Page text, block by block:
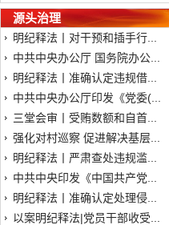
源头治理
明纪释法丨对干预和插手行...
中共中央办公厅 国务院办公...
明纪释法丨准确认定违规借...
中共中央办公厅印发《党委(...
三堂会审丨受贿数额和自首...
强化对村巡察 促进解决基层...
明纪释法丨严肃查处违规滥...
中共中央印发《中国共产党...
明纪释法丨准确认定处理侵...
以案明纪释法|党员干部收受...